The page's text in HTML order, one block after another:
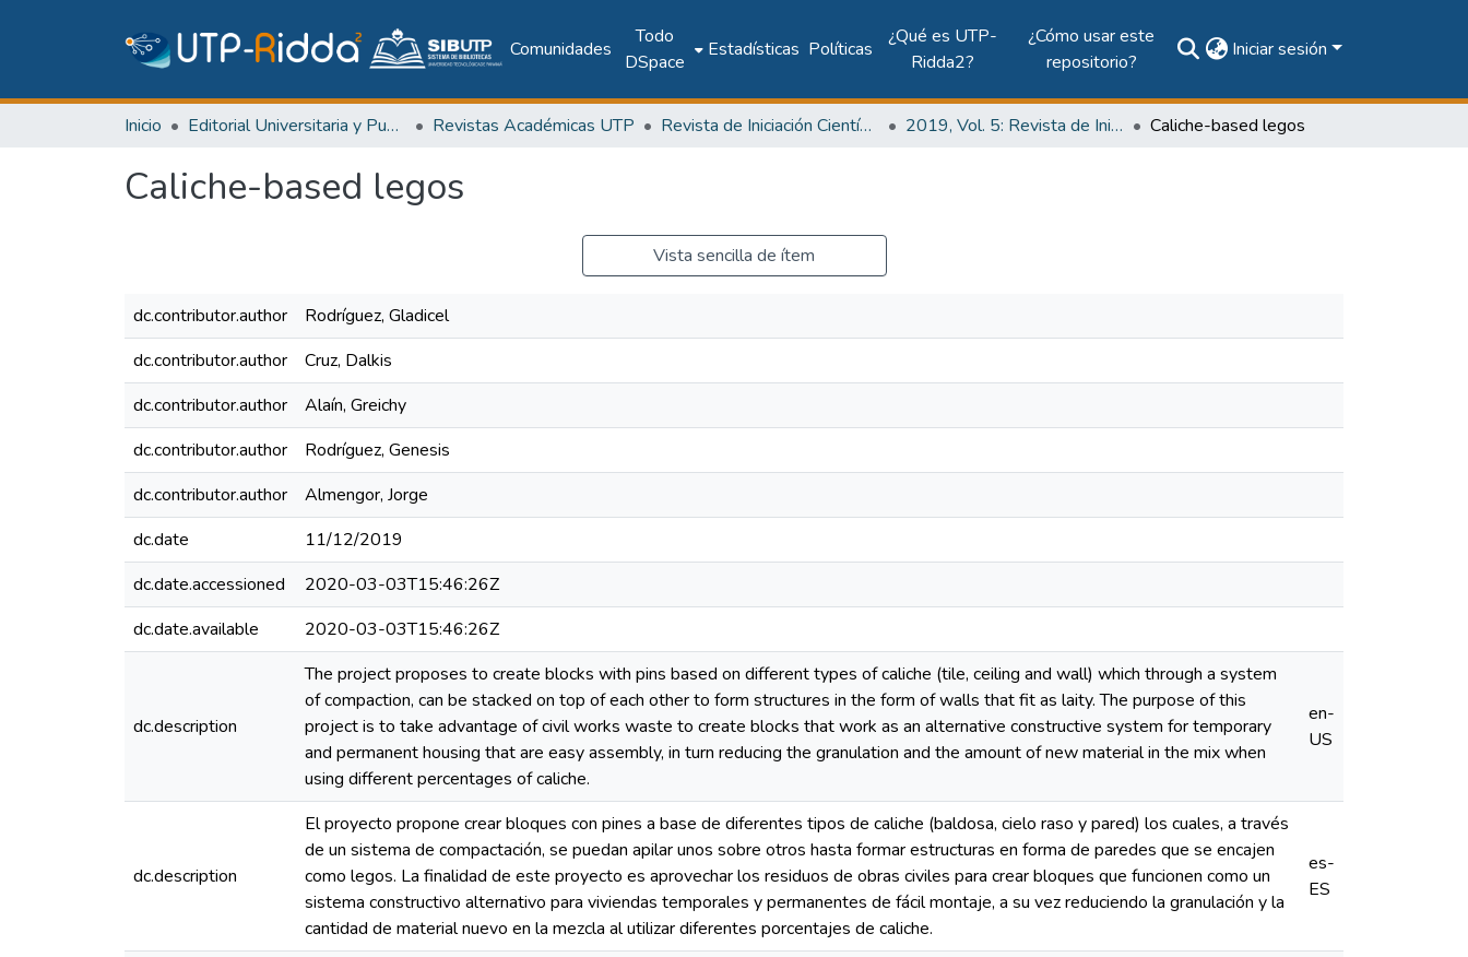
Comunidades
Todo
DSpace
Estadísticas Políticas
¿Qué es UTP-
Ridda2?
¿Cómo usar este
repositorio?
Iniciar sesión
Inicio Editorial Universitaria y Publicaciones Seriadas Revistas Académicas UTP Revista de Iniciación Científica 2019, Vol. 5: Revista de Iniciación Científica, Edición Especial Caliche-based legos
Caliche-based legos
Vista sencilla de ítem
dc.contributor.author
Rodríguez, Gladicel
dc.contributor.author
Cruz, Dalkis
dc.contributor.author
Alaín, Greichy
dc.contributor.author
Rodríguez, Genesis
dc.contributor.author
Almengor, Jorge
dc.date
11/12/2019
dc.date.accessioned
2020-03-03T15:46:26Z
dc.date.available
2020-03-03T15:46:26Z
dc.description
The project proposes to create blocks with pins based on different types of caliche (tile, ceiling and wall) which through a system
of compaction, can be stacked on top of each other to form structures in the form of walls that fit as laity. The purpose of this
project is to take advantage of civil works waste to create blocks that work as an alternative constructive system for temporary
and permanent housing that are easy assembly, in turn reducing the granulation and the amount of new material in the mix when
using different percentages of caliche.
en-
US
dc.description
El proyecto propone crear bloques con pines a base de diferentes tipos de caliche (baldosa, cielo raso y pared) los cuales, a través
de un sistema de compactación, se puedan apilar unos sobre otros hasta formar estructuras en forma de paredes que se encajen
como legos. La finalidad de este proyecto es aprovechar los residuos de obras civiles para crear bloques que funcionen como un
sistema constructivo alternativo para viviendas temporales y permanentes de fácil montaje, a su vez reduciendo la granulación y la
cantidad de material nuevo en la mezcla al utilizar diferentes porcentajes de caliche.
es-
ES